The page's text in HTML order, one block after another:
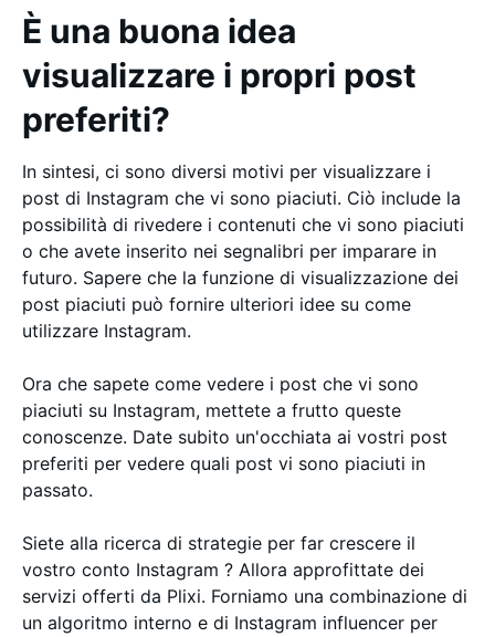
È una buona idea
visualizzare i propri post
preferiti?
In sintesi, ci sono diversi motivi per visualizzare i
post di Instagram che vi sono piaciuti. Ciò include la
possibilità di rivedere i contenuti che vi sono piaciuti
o che avete inserito nei segnalibri per imparare in
futuro. Sapere che la funzione di visualizzazione dei
post piaciuti può fornire ulteriori idee su come
utilizzare Instagram.
Ora che sapete come vedere i post che vi sono
piaciuti su Instagram, mettete a frutto queste
conoscenze. Date subito un'occhiata ai vostri post
preferiti per vedere quali post vi sono piaciuti in
passato.
Siete alla ricerca di strategie per far crescere il
vostro conto Instagram ? Allora approfittate dei
servizi offerti da Plixi. Forniamo una combinazione di
un algoritmo interno e di Instagram influencer per